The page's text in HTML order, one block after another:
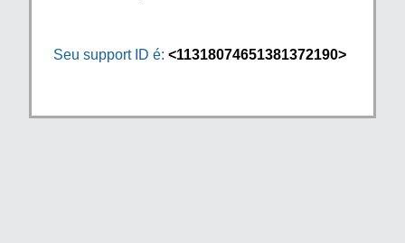
Seu support ID é: <11318074651381372190>